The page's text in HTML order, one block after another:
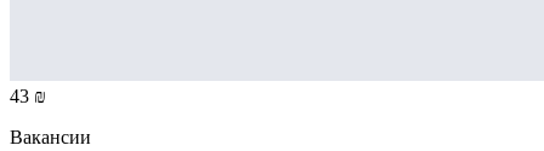
43 ₪
Вакансии